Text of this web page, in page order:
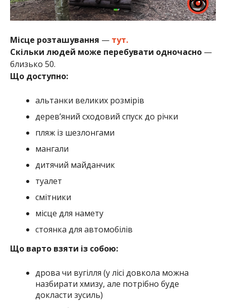
Місце розташування — тут.
Скільки людей може перебувати одночасно—
близько 50.
Що доступно:
альтанки великих розмірів
дерев’яний сходовий спуск до річки
пляж із шезлонгами
мангали
дитячий майданчик
туалет
смітники
місце для намету
стоянка для автомобілів
Що варто взяти із собою:
дрова чи вугілля (у лісі довкола можна
назбирати хмизу, але потрібно буде
докласти зусиль)